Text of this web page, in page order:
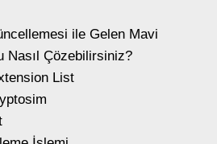
ile Gelen Mavi
Nasıl Çözebilirsiniz?
List